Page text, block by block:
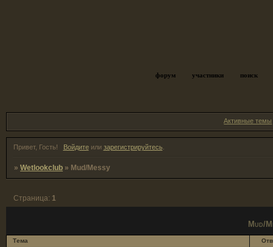
форум участники поиск
Активные темы
Привет, Гость! Войдитеили зарегистрируйтесь.
»Wetlookclub » Mud/Messy
Mud/
Страница: 1
Тема